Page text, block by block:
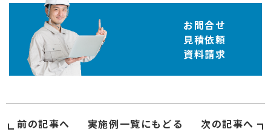
お問合せ
見積依頼
資料請求
前の記事へ 実施例一覧にもどる 次の記事へ